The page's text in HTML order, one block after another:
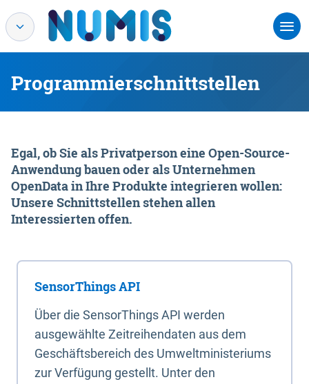
Programmierschnittstellen
Egal, ob Sie als Privatperson eine Open-Source-
Anwendung bauen oder als Unternehmen
OpenData in Ihre Produkte integrieren wollen:
Unsere Schnittstellen stehen allen
Interessierten offen.
SensorThings API
Über die SensorThings API werden
ausgewählte Zeitreihendaten aus dem
Geschäftsbereich des Umweltministeriums
zur Verfügung gestellt. Unter den